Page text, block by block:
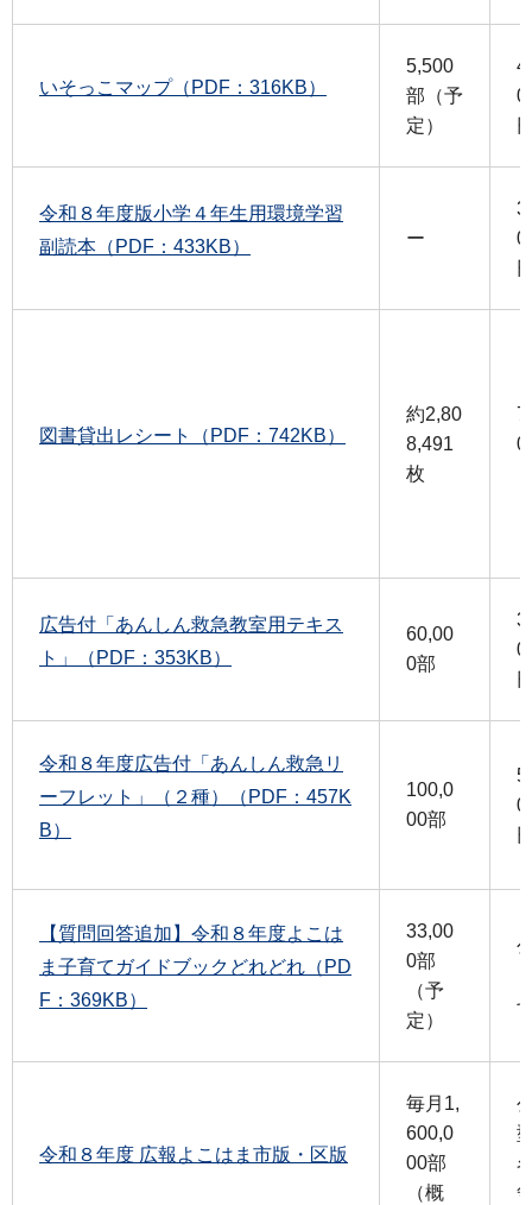
いそっこマップ（PDF：316KB）
5,500
部（予
定）
令和８年度版小学４年生用環境学習
副読本（PDF：433KB）
ー
図書貸出レシート（PDF：742KB）
約2,80
8,491
枚
0
広告付「あんしん救急教室用テキス
ト」（PDF：353KB）
60,00
0部
令和８年度広告付「あんしん救急リ
ーフレット」（２種）（PDF：457K
B）
100,0
00部
【質問回答追加】令和８年度よこは
ま子育てガイドブックどれどれ（PD
F：369KB）
33,00
0部
（予
定）
令和８年度 広報よこはま市版・区版
毎月1,
600,0
00部
（概